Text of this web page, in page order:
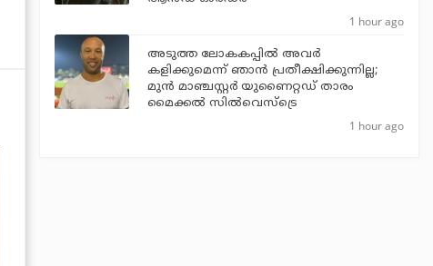
1 hour ago
അടുത്ത ലോകകപ്പില്‍ അവര്‍
കളിക്കുമെന്ന് ഞാന്‍ പ്രതീക്ഷിക്കുന്നില്ല;
മുന്‍ മാഞ്ചസ്റ്റര്‍ യുണൈറ്റഡ് താരം
മൈക്കൽ സില്‍വെസ്‌ട്രെ
1 hour ago